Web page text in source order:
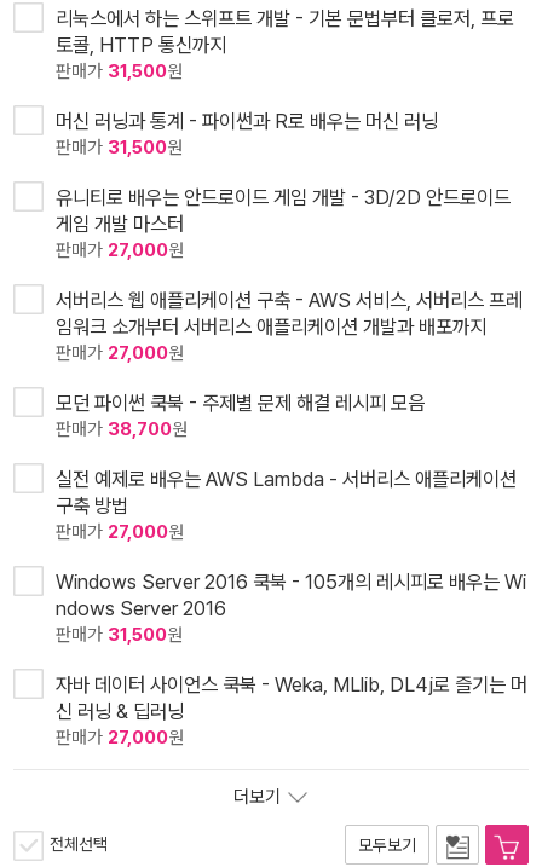
리눅스에서 하는 스위프트 개발 - 기본 문법부터 클로저, 프로
토콜, HTTP 통신까지
판매가 31,500원
머신 러닝과 통계 - 파이썬과 R로 배우는 머신 러닝
판매가 31,500원
유니티로 배우는 안드로이드 게임 개발 - 3D/2D 안드로이드
게임 개발 마스터
판매가 27,000원
서버리스 웹 애플리케이션 구축 - AWS 서비스, 서버리스 프레
임워크 소개부터 서버리스 애플리케이션 개발과 배포까지
판매가 27,000원
모던 파이썬 쿡북 - 주제별 문제 해결 레시피 모음
판매가 38,700원
실전 예제로 배우는 AWS Lambda - 서버리스 애플리케이션
구축 방법
판매가 27,000원
Windows Server 2016 쿡북 - 105개의 레시피로 배우는 Wi
ndows Server 2016
판매가 31,500원
자바 데이터 사이언스 쿡북 - Weka, MLlib, DL4j로 즐기는 머
신 러닝 & 딥러닝
판매가 27,000원
더보기
전체선택 모두보기